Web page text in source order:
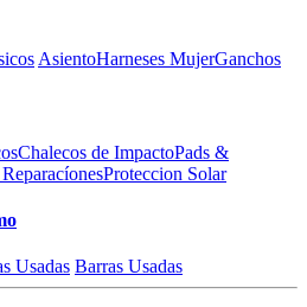
AsientoHarneses MujerGanchos
Chalecos de ImpactoPads &
Proteccion Solar
Usadas Barras Usadas